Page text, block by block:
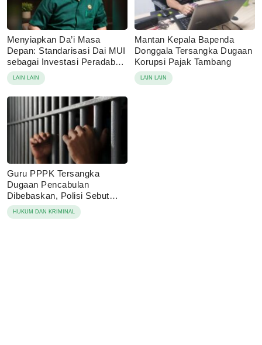
Menyiapkan Da’i Masa
Depan: Standarisasi Dai MUI
sebagai Investasi Peradaban
di Era Disrupsi Digital
LAIN LAIN
Mantan Kepala Bapenda
Donggala Tersangka Dugaan
Korupsi Pajak Tambang
LAIN LAIN
Guru PPPK Tersangka
Dugaan Pencabulan
Dibebaskan, Polisi Sebut
Laporan Dicabut Keluarga
Korban
HUKUM DAN KRIMINAL